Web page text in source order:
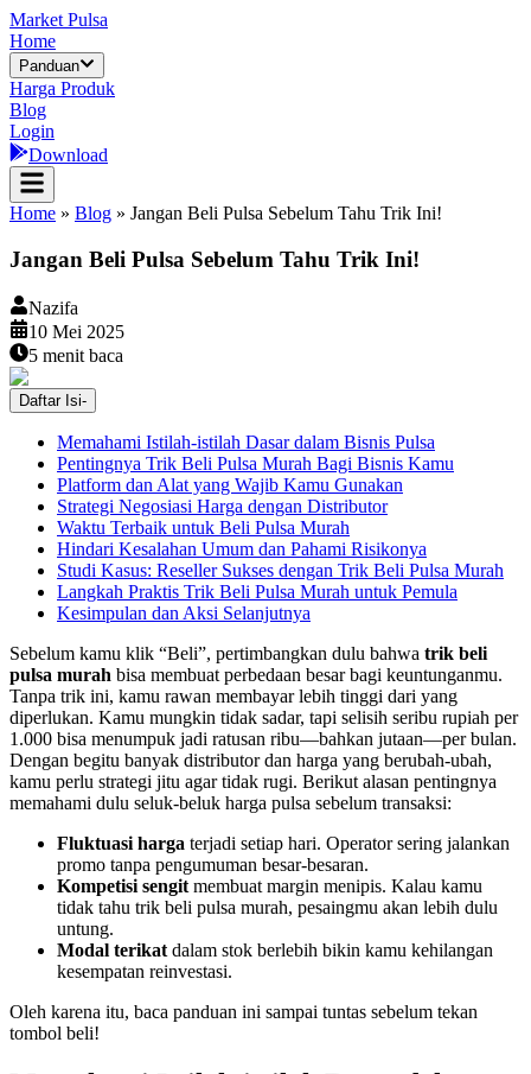
Market Pulsa
Home
Panduan
Harga Produk
Blog
Login
Download
Home » Blog » Jangan Beli Pulsa Sebelum Tahu Trik Ini!
Jangan Beli Pulsa Sebelum Tahu Trik Ini!
Nazifa
10 Mei 2025
5 menit baca
Daftar Isi-
Memahami Istilah‑istilah Dasar dalam Bisnis Pulsa
Pentingnya Trik Beli Pulsa Murah Bagi Bisnis Kamu
Platform dan Alat yang Wajib Kamu Gunakan
Strategi Negosiasi Harga dengan Distributor
Waktu Terbaik untuk Beli Pulsa Murah
Hindari Kesalahan Umum dan Pahami Risikonya
Studi Kasus: Reseller Sukses dengan Trik Beli Pulsa Murah
Langkah Praktis Trik Beli Pulsa Murah untuk Pemula
Kesimpulan dan Aksi Selanjutnya
Sebelum kamu klik “Beli”, pertimbangkan dulu bahwa trik beli
pulsa murah bisa membuat perbedaan besar bagi keuntunganmu.
Tanpa trik ini, kamu rawan membayar lebih tinggi dari yang
diperlukan. Kamu mungkin tidak sadar, tapi selisih seribu rupiah per
1.000 bisa menumpuk jadi ratusan ribu—bahkan jutaan—per bulan.
Dengan begitu banyak distributor dan harga yang berubah-ubah,
kamu perlu strategi jitu agar tidak rugi. Berikut alasan pentingnya
memahami dulu seluk‑beluk harga pulsa sebelum transaksi:
Fluktuasi harga terjadi setiap hari. Operator sering jalankan
promo tanpa pengumuman besar-besaran.
Kompetisi sengit membuat margin menipis. Kalau kamu
tidak tahu trik beli pulsa murah, pesaingmu akan lebih dulu
untung.
Modal terikat dalam stok berlebih bikin kamu kehilangan
kesempatan reinvestasi.
Oleh karena itu, baca panduan ini sampai tuntas sebelum tekan
tombol beli!